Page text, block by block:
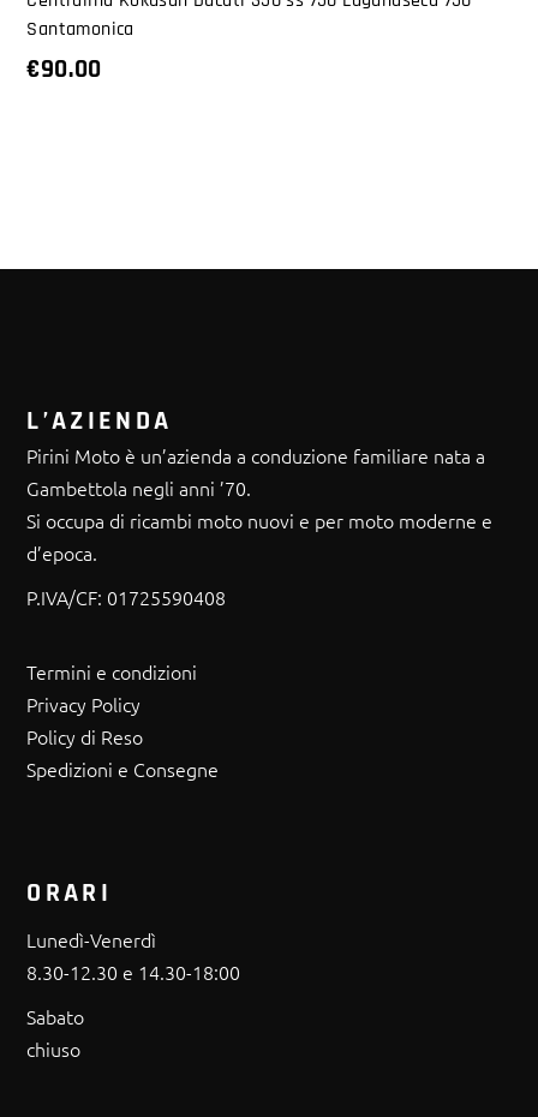
Santamonica
€90.00
L’AZIENDA
Pirini Moto è un’azienda a conduzione familiare nata a
Gambettola negli anni ’70.
Si occupa di ricambi moto nuovi e per moto moderne e
d’epoca.
P.IVA/CF: 01725590408
Termini e condizioni
Privacy Policy
Policy di Reso
Spedizioni e Consegne
ORARI
Lunedì-Venerdì
8.30-12.30 e 14.30-18:00
Sabato
chiuso